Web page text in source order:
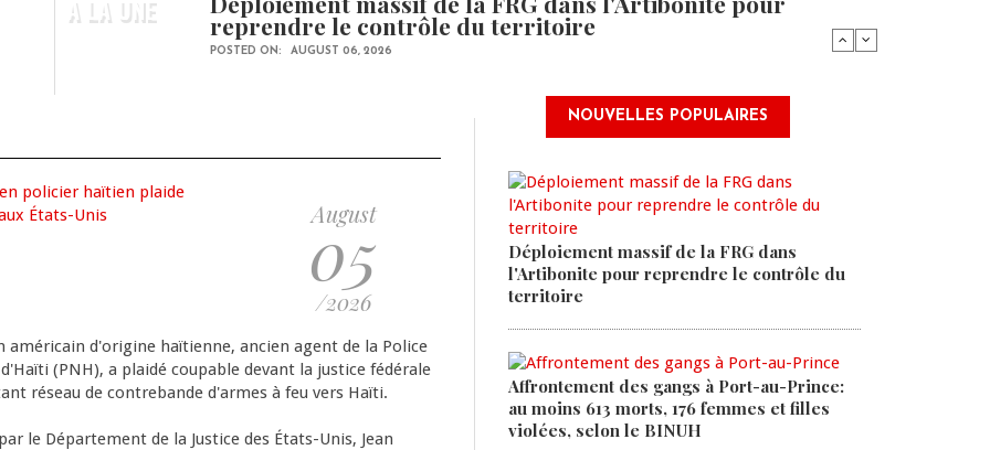
A LA UNE reprendre le contrôle du territoire
POSTED ON: AUGUST 06, 2026
August
05
/2026
américain d'origine haïtienne, ancien agent de la Police
(PNH), a plaidé coupable devant la justice fédérale
réseau de contrebande d'armes à feu vers Haïti.
le Département de la Justice des États-Unis, Jean
NOUVELLES POPULAIRES
Déploiement massif de la FRG dans
l'Artibonite pour reprendre le contrôle du
territoire
Affrontement des gangs à Port-au-Prince:
au moins 613 morts, 176 femmes et filles
violées, selon le BINUH